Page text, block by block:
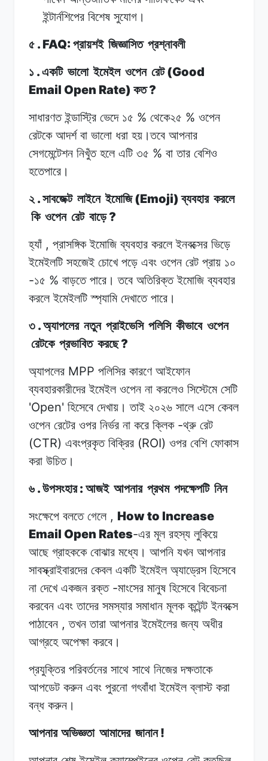
ইন্টার্নশিপের বিশেষ সুযোগ।
৫ . FAQ: প্রায়শই জিজ্ঞাসিত প্রশ্নাবলী
১ .একটি ভালো ইমেইল ওপেন রেট(Good
Email Open Rate) কত?
সাধারণত ইন্ডাস্ট্রি ভেদে ১৫ % থেকে২৫ % ওপেন
রেটকে আদর্শ বা ভালো ধরা হয়।তবে আপনার
সেগমেন্টেশন নিখুঁত হলে এটি ৩৫ % বা তার বেশিও
হতেপারে।
২ .সাবজেক্ট লাইনে ইমোজি(Emoji)ব্যবহার করলে
কি ওপেন রেট বাড়ে?
হ্যাঁ , প্রাসঙ্গিক ইমোজি ব্যবহার করলে ইনবক্সের ভিড়ে
ইমেইলটি সহজেই চোখে পড়ে এবং ওপেন রেট প্রায় ১০
-১৫ % বাড়তে পারে। তবে অতিরিক্ত ইমোজি ব্যবহার
করলে ইমেইলটি স্প্যামি দেখাতে পারে।
৩ .অ্যাপলের নতুন প্রাইভেসি পলিসি কীভাবে ওপেন
রেটকে প্রভাবিত করছে?
অ্যাপলের MPP পলিসির কারণে আইফোন
ব্যবহারকারীদের ইমেইল ওপেন না করলেও সিস্টেমে সেটি
'Open' হিসেবে দেখায়। তাই ২০২৬ সালে এসে কেবল
ওপেন রেটের ওপর নির্ভর না করে ক্লিক-থ্রু রেট
(CTR) এবংপ্রকৃত বিক্রির (ROI) ওপর বেশি ফোকাস
করা উচিত।
৬.উপসংহার: আজই আপনার প্রথম পদক্ষেপটি নিন
সংক্ষেপে বলতে গেলে, How to Increase
Email Open Rates-এর মূল রহস্য লুকিয়ে
আছে গ্রাহককে বোঝার মধ্যে। আপনি যখন আপনার
সাবস্ক্রাইবারদের কেবল একটি ইমেইল অ্যাড্রেস হিসেবে
না দেখে একজন রক্ত-মাংসের মানুষ হিসেবে বিবেচনা
করবেন এবং তাদের সমস্যার সমাধান মূলক কন্টেন্ট ইনবক্সে
পাঠাবেন ,তখন তারা আপনার ইমেইলের জন্য অধীর
আগ্রহে অপেক্ষা করবে।
প্রযুক্তির পরিবর্তনের সাথে সাথে নিজের দক্ষতাকে
আপডেট করুন এবং পুরনো গৎবাঁধা ইমেইল ব্লাস্ট করা
বন্ধ করুন।
আপনার অভিজ্ঞতা আমাদের জানান!